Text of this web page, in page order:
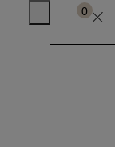
0